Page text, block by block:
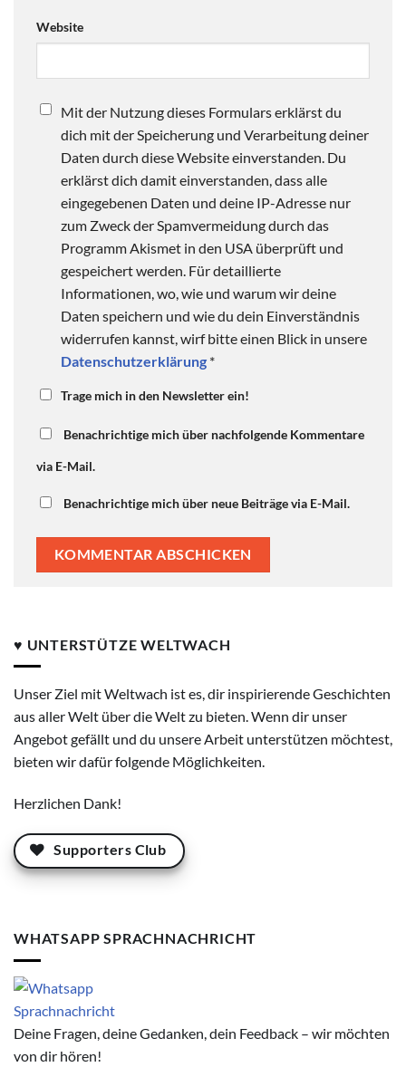
Website
Mit der Nutzung dieses Formulars erklärst du
dich mit der Speicherung und Verarbeitung deiner
Daten durch diese Website einverstanden. Du
erklärst dich damit einverstanden, dass alle
eingegebenen Daten und deine IP-Adresse nur
zum Zweck der Spamvermeidung durch das
Programm Akismet in den USA überprüft und
gespeichert werden. Für detaillierte
Informationen, wo, wie und warum wir deine
Daten speichern und wie du dein Einverständnis
widerrufen kannst, wirf bitte einen Blick in unsere
Datenschutzerklärung *
Trage mich in den Newsletter ein!
Benachrichtige mich über nachfolgende Kommentare
via E-Mail.
Benachrichtige mich über neue Beiträge via E-Mail.
♥ UNTERSTÜTZE WELTWACH
Unser Ziel mit Weltwach ist es, dir inspirierende Geschichten
aus aller Welt über die Welt zu bieten. Wenn dir unser
Angebot gefällt und du unsere Arbeit unterstützen möchtest,
bieten wir dafür folgende Möglichkeiten.
Herzlichen Dank!
Supporters Club
WHATSAPP SPRACHNACHRICHT
Deine Fragen, deine Gedanken, dein Feedback – wir möchten
von dir hören!